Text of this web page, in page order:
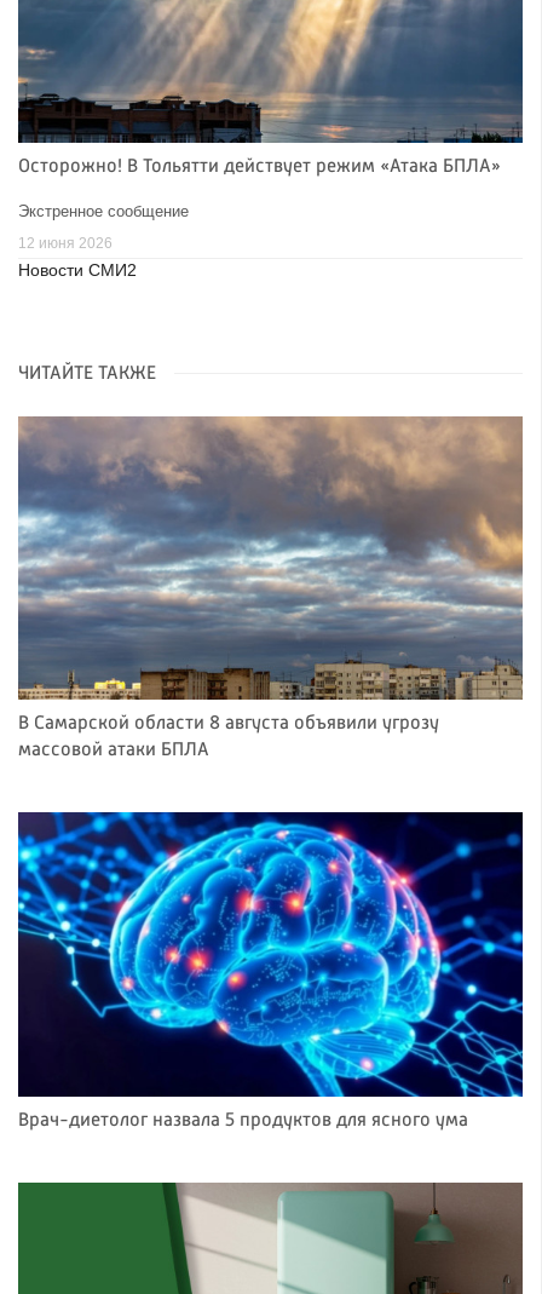
Осторожно! В Тольятти действует режим «Атака БПЛА»
Экстренное сообщение
12 июня 2026
Новости СМИ2
ЧИТАЙТЕ ТАКЖЕ
В Самарской области 8 августа объявили угрозу
массовой атаки БПЛА
Врач-диетолог назвала 5 продуктов для ясного ума